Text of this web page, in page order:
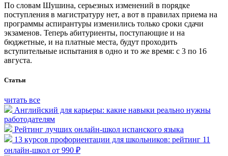
По словам Шушина, серьезных изменений в порядке
поступления в магистратуру нет, а вот в правилах приема на
программы аспирантуры изменились только сроки сдачи
экзаменов. Теперь абитуриенты, поступающие и на
бюджетные, и на платные места, будут проходить
вступительные испытания в одно и то же время: с 3 по 16
августа.
Статьи
читать все
Английский для карьеры: какие навыки реально нужны
работодателям
Рейтинг лучших онлайн-школ испанского языка
13 курсов профориентации для школьников: рейтинг 11
онлайн-школ от 990 ₽